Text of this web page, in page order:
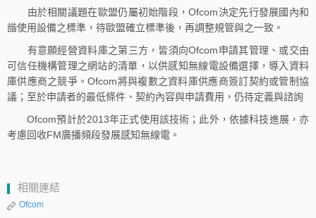
由於相關議題在歐盟仍屬初始階段，Ofcom決定先行發展國內和
諧使用設備之標準，待歐盟確立標準後，再調整規管與之一致。
有意願經營資料庫之第三方，皆須向Ofcom申請其管理、或交由
可信任機構管理之網站的清單，以供感知無線電設備選擇，導入資料
庫供應商之競爭。Ofcom將與複數之資料庫供應商簽訂契約或管制協
議；至於申請者的最低條件、契約內容與申請費用，仍待定義與諮詢
Ofcom預計於2013年正式使用該技術；此外，依據科技進展，亦
考慮回收FM廣播頻段發展感知無線電。
相關連結
Ofcom